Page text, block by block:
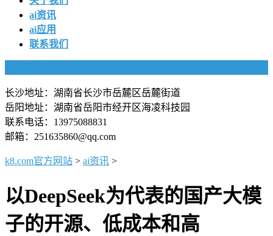
ai资讯
ai应用
联系我们
长沙地址：湖南省长沙市岳麓区岳麓街道
岳阳地址：湖南省岳阳市经开区海凌科技园
联系电话：13975088831
邮箱：251635860@qq.com
k8.com官方网站 > ai资讯 >
以DeepSeek为代表的国产大模
子的开源、低成本和高